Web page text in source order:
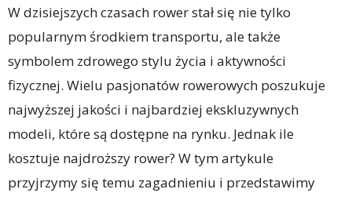
W dzisiejszych czasach rower stał się nie tylko
popularnym środkiem transportu, ale także
symbolem zdrowego stylu życia i aktywności
fizycznej. Wielu pasjonatów rowerowych poszukuje
najwyższej jakości i najbardziej ekskluzywnych
modeli, które są dostępne na rynku. Jednak ile
kosztuje najdroższy rower? W tym artykule
przyjrzymy się temu zagadnieniu i przedstawimy